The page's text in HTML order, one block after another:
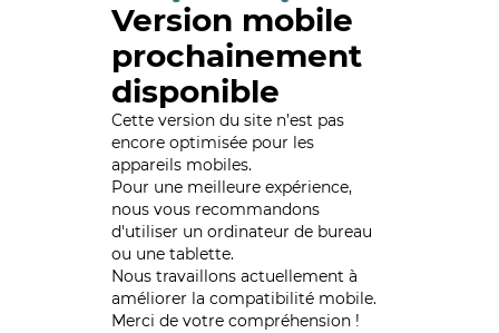
Version mobile
prochainement
disponible
Cette version du site n’est pas
encore optimisée pour les
appareils mobiles.
Pour une meilleure expérience,
nous vous recommandons
d'utiliser un ordinateur de bureau
ou une tablette.
Nous travaillons actuellement à
améliorer la compatibilité mobile.
Merci de votre compréhension !